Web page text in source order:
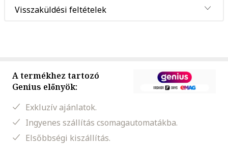
Visszaküldési feltételek
A termékhez tartozó
Genius előnyök:
Exkluzív ajánlatok.
Ingyenes szállítás csomagautomatákba.
Elsőbbségi kiszállítás.